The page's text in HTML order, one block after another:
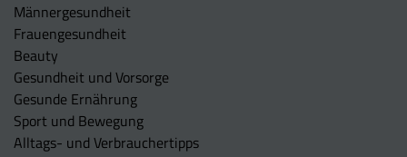
Männergesundheit
Frauengesundheit
Beauty
Gesundheit und Vorsorge
Gesunde Ernährung
Sport und Bewegung
Alltags- und Verbrauchertipps